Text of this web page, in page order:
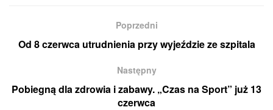
Poprzedni
Od 8 czerwca utrudnienia przy wyjeździe ze szpitala
Następny
Pobiegną dla zdrowia i zabawy. „Czas na Sport” już 13
czerwca